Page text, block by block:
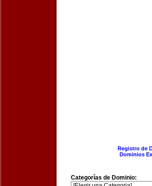
Registro de
Dominios
Categorías de Dominio: